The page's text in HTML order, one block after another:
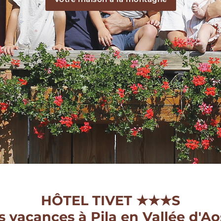
HÔTEL TIVET ★★★S
vacances à Pila en Vallée